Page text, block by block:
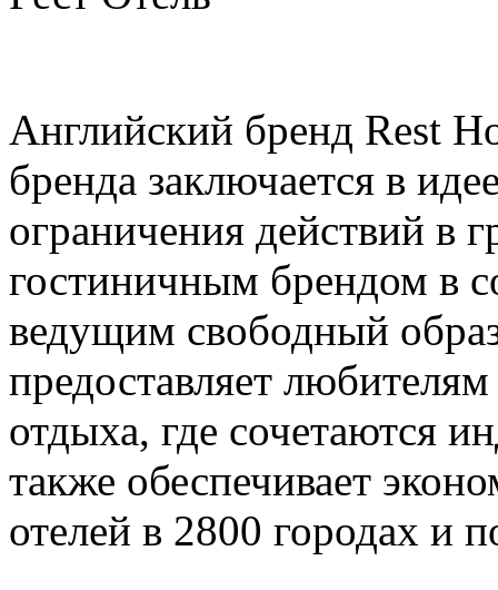
Английский бренд Rest
бренда заключается в
ограничения действий в
гостиничным брендом в
ведущим свободный
предоставляет
отдыха, где сочетаются
также обеспечивает
отелей в 2800 городах и